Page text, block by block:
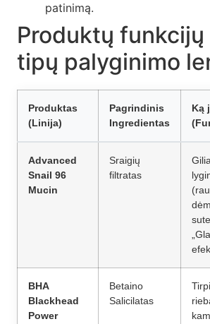
patinimą.
Produktų funkcijų
tipų palyginimo
Produktas
(Linija)
Pagrindinis
Ingredientas
Ką
Advanced
Snail 96
Mucin
Sraigių
filtratas
BHA
Blackhead
Power
Betaino
Salicilatas